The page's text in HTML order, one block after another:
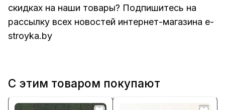
скидках на наши товары? Подпишитесь на
рассылку всех новостей интернет-магазина e-
stroyka.by
С этим товаром покупают